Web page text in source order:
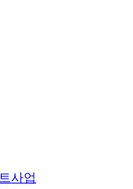
사업